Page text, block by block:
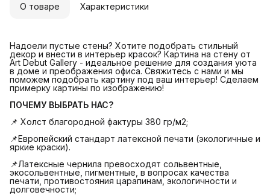
О товаре Характеристики
Надоели пустые стены? Хотите подобрать стильный
декор и внести в интерьер красок? Картина на стену от
Art Debut Gallery - идеальное решение для создания уюта
в доме и преображения офиса. Свяжитесь с нами и мы
поможем подобрать картину под ваш интерьер! Сделаем
примерку картины по изображению!
ПОЧЕМУ ВЫБРАТЬ НАС?
📌 Холст благородной фактуры 380 гр/м2;
📌Европейский стандарт латексной печати (экологичные и
яркие краски).
📌Латексные чернила превосходят сольвентные,
экосольвентные, пигментные, в вопросах качества
печати, противостояния царапинам, экологичности и
долговечности;